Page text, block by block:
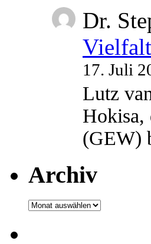
Dr.
17. Juli
Lutz
Hokisa,
(GEW)
Archiv
Archiv